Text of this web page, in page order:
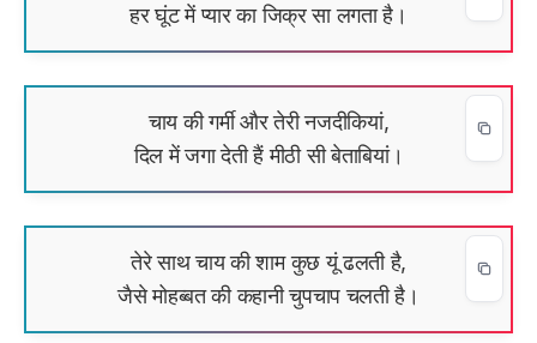
हर घूंट में प्यार का जिक्र सा लगता है।
चाय की गर्मी और तेरी नजदीकियां,
दिल में जगा देती हैं मीठी सी बेताबियां।
तेरे साथ चाय की शाम कुछ यूं ढलती है,
जैसे मोहब्बत की कहानी चुपचाप चलती है।